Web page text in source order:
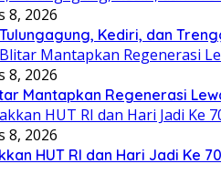
8, 2026
Kediri, dan
8, 2026
Mantapkan Regenerasi
8, 2026
HUT RI dan Hari Jadi Ke